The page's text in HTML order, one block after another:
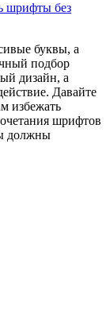
шрифты без
буквы, а
подбор
дизайн, а
Давайте
избежать
шрифтов
должны